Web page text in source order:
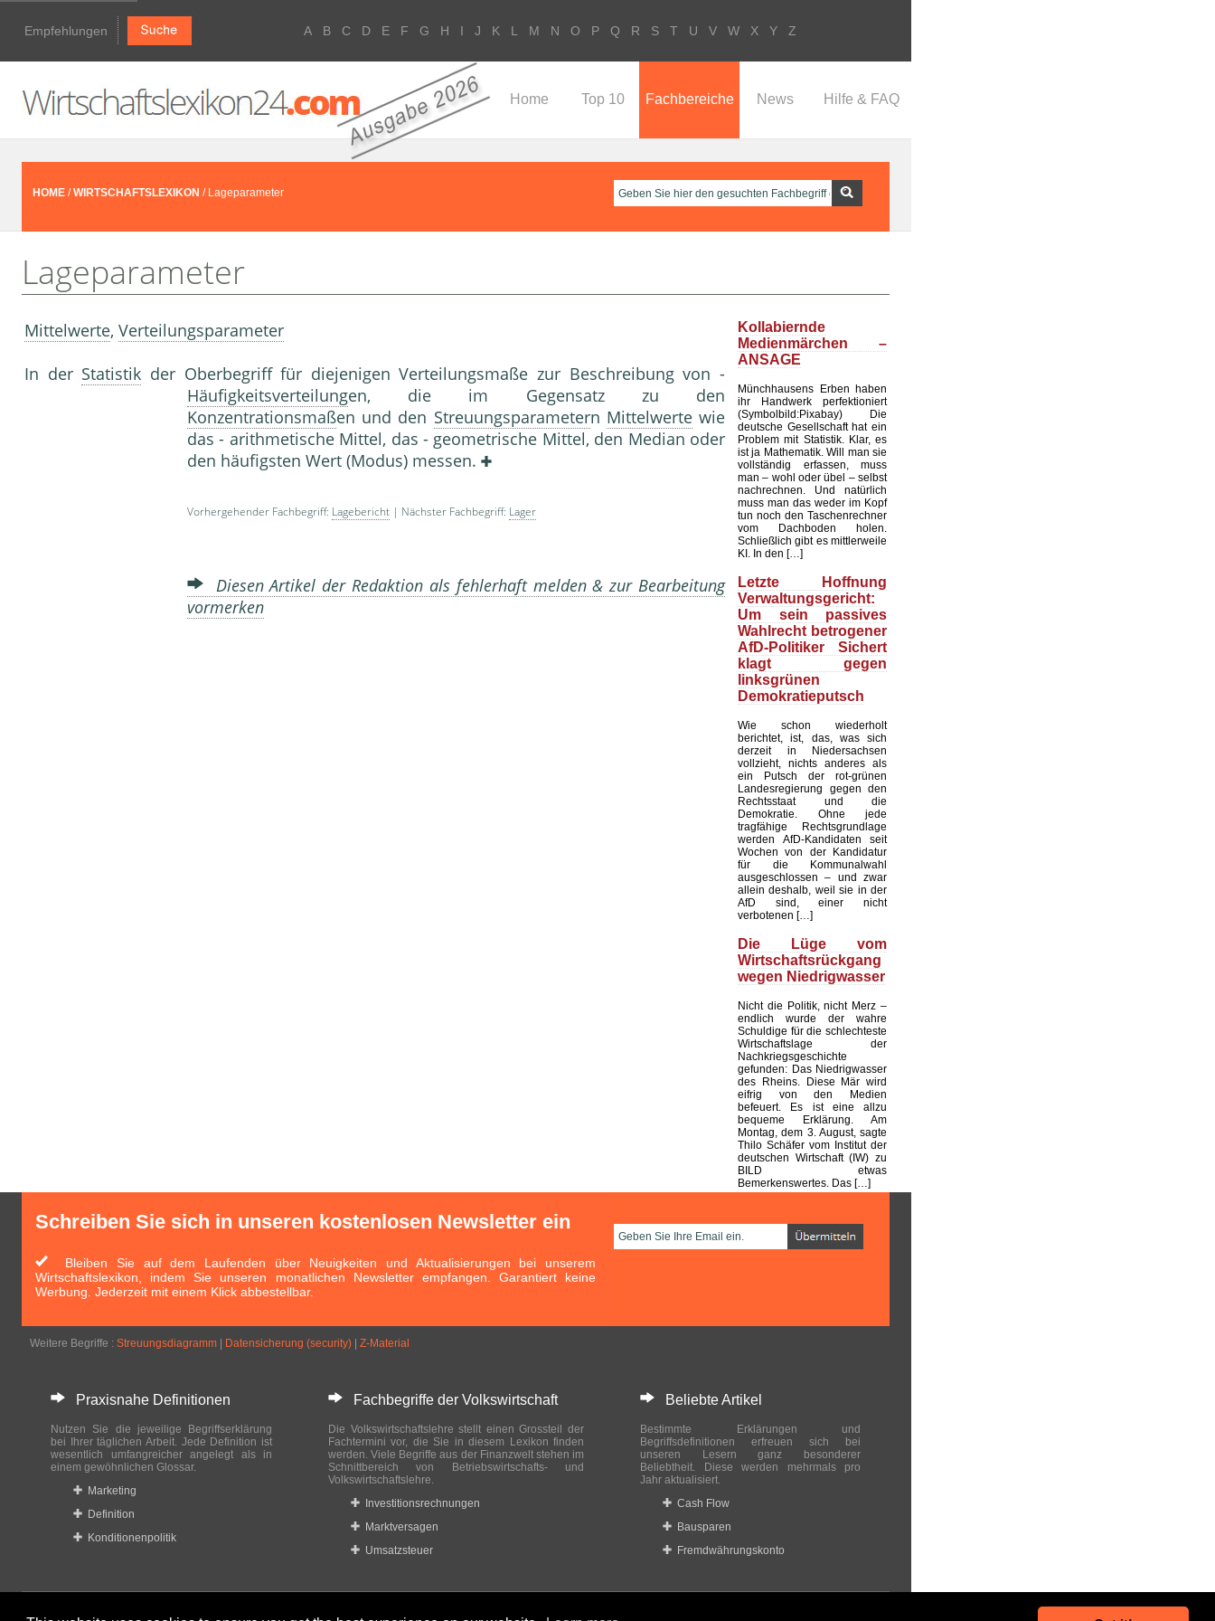
Empfehlungen A B C D E F G H I J K L M N O P Q R S T U V W X Y Z
Home Top 10 Fachbereiche News Hilfe & FAQ
HOME /WIRTSCHAFTSLEXIKON / Lageparameter
Lageparameter
Mittelwerte, Verteilungsparameter
In der Statistik der Oberbegriff für diejenigen Verteilungsmaße zur Beschrei­bung von -
Häufigkeitsverteilungen, die im Ge­gensatz zu den
Konzentrationsmaßen und den Streuungsparametern Mittelwertewie
das - arithmetische Mittel, das - geometrische Mittel, den Median oder
den häufigsten Wert (Modus) messen.
Vorhergehender Fachbegriff: Lagebericht | Nächster Fachbegriff: Lager
Diesen Artikel der Redaktion als fehlerhaft melden & zur Bearbeitung
vormerken
Kollabiernde
Medienmärchen –
ANSAGE
Münchhausens Erben haben
ihr Handwerk perfektioniert
(Symbolbild:Pixabay) Die
deutsche Gesellschaft hat ein
Problem mit Statistik. Klar, es
ist ja Mathematik. Will man sie
vollständig erfassen, muss
man – wohl oder übel – selbst
nachrechnen. Und natürlich
muss man das weder im Kopf
tun noch den Taschenrechner
vom Dachboden holen.
Schließlich gibt es mittlerweile
KI. In den […]
Letzte Hoffnung
Verwaltungsgericht:
Um sein passives
Wahlrecht betrogener
AfD-Politiker Sichert
klagt gegen
linksgrünen
Demokratieputsch
Wie schon wiederholt
berichtet, ist, das, was sich
derzeit in Niedersachsen
vollzieht, nichts anderes als
ein Putsch der rot-grünen
Landesregierung gegen den
Rechtsstaat und die
Demokratie. Ohne jede
tragfähige Rechtsgrundlage
werden AfD-Kandidaten seit
Wochen von der Kandidatur
für die Kommunalwahl
ausgeschlossen – und zwar
allein deshalb, weil sie in der
AfD sind, einer nicht
verbotenen […]
Die Lüge vom
Wirtschaftsrückgang
wegen Niedrigwasser
Nicht die Politik, nicht Merz –
endlich wurde der wahre
Schuldige für die schlechteste
Wirtschaftslage der
Nachkriegsgeschichte
gefunden: Das Niedrigwasser
des Rheins. Diese Mär wird
eifrig von den Medien
befeuert. Es ist eine allzu
bequeme Erklärung. Am
Montag, dem 3. August, sagte
Thilo Schäfer vom Institut der
deutschen Wirtschaft (IW) zu
BILD etwas
Bemerkenswertes. Das […]
Schreiben Sie sich in unseren kostenlosen Newsletter ein
Bleiben Sie auf dem Laufenden über Neuigkeiten und Aktualisierungen bei unserem
Wirtschaftslexikon, indem Sie unseren monatlichen Newsletter empfangen. Garantiert keine
Werbung. Jederzeit mit einem Klick abbestellbar.
Weitere Begriffe : Streuungsdiagramm Datensicherung (security) Z-Material
Praxisnahe Definitionen
Nutzen Sie die jeweilige Begriffserklärung
bei Ihrer täglichen Arbeit. Jede Definition ist
wesentlich umfangreicher angelegt als in
einem gewöhnlichen Glossar.
Marketing
Definition
Konditionenpolitik
Fachbegriffe der Volkswirtschaft
Die Volkswirtschaftslehre stellt einen Grossteil der
Fachtermini vor, die Sie in diesem Lexikon finden
werden. Viele Begriffe aus der Finanzwelt stehen im
Schnittbereich von Betriebswirtschafts- und
Volkswirtschaftslehre.
Investitionsrechnungen
Marktversagen
Umsatzsteuer
Beliebte Artikel
Bestimmte Erklärungen und
Begriffsdefinitionen erfreuen sich bei
unseren Lesern ganz besonderer
Beliebtheit. Diese werden mehrmals pro
Jahr aktualisiert.
Cash Flow
Bausparen
Fremdwährungskonto